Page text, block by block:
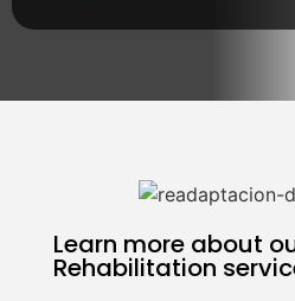
Learn more about
Rehabilitation